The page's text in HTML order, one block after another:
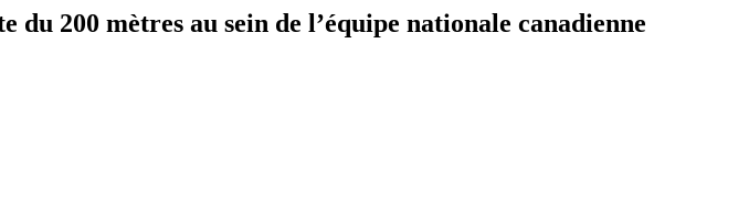
200 mètres au sein de l’équipe nationale canadienne